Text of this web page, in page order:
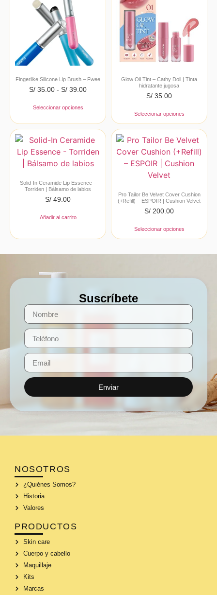
Fingerlike Silicone Lip Brush – Fwee
S/ 35.00 - S/ 39.00
Seleccionar opciones
Glow Oil Tint – Cathy Doll | Tinta
hidratante jugosa
S/ 35.00
Seleccionar opciones
Solid-In Ceramide Lip Essence –
Torriden | Bálsamo de labios
S/ 49.00
Añadir al carrito
Pro Tailor Be Velvet Cover Cushion
(+Refill) – ESPOIR | Cushion Velvet
S/ 200.00
Seleccionar opciones
Suscríbete
Enviar
NOSOTROS
¿Quiénes Somos?
Historia
Valores
PRODUCTOS
Skin care
Cuerpo y cabello
Maquillaje
Kits
Marcas